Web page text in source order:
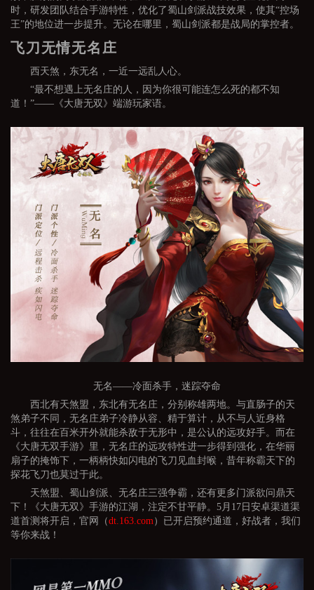
时，研发团队结合手游特性，优化了蜀山剑派战技效果，使其“控场
王”的地位进一步提升。无论在哪里，蜀山剑派都是战局的掌控者。
飞刀无情无名庄
西天煞，东无名，一近一远乱人心。
“最不想遇上无名庄的人，因为你很可能连怎么死的都不知
道！”——《大唐无双》端游玩家语。
无名——冷面杀手，迷踪夺命
西北有天煞盟，东北有无名庄，分别称雄两地。与直肠子的天
煞弟子不同，无名庄弟子冷静从容、精于算计，从不与人近身格
斗，往往在百米开外就能杀敌于无形中，是公认的远攻好手。而在
《大唐无双手游》里，无名庄的远攻特性进一步得到强化，在华丽
扇子的掩饰下，一柄柄快如闪电的飞刀见血封喉，昔年称霸天下的
探花飞刀也莫过于此。
天煞盟、蜀山剑派、无名庄三强争霸，还有更多门派欲问鼎天
下！《大唐无双》手游的江湖，注定不甘平静。5月17日安卓渠道渠
道首测将开启，官网（dt.163.com）已开启预约通道，好战者，我们
等你来战！